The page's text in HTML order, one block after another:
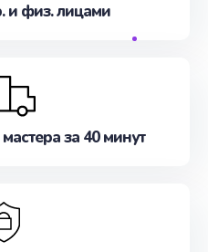
и физ. лицами
за 40 минут